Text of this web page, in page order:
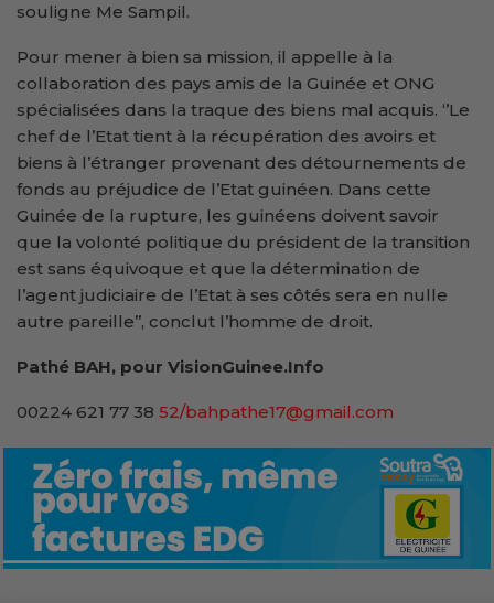
souligne Me Sampil.
Pour mener à bien sa mission, il appelle à la
collaboration des pays amis de la Guinée et ONG
spécialisées dans la traque des biens mal acquis. ‘’Le
chef de l’Etat tient à la récupération des avoirs et
biens à l’étranger provenant des détournements de
fonds au préjudice de l’Etat guinéen. Dans cette
Guinée de la rupture, les guinéens doivent savoir
que la volonté politique du président de la transition
est sans équivoque et que la détermination de
l’agent judiciaire de l’Etat à ses côtés sera en nulle
autre pareille’’, conclut l’homme de droit.
Pathé BAH, pour VisionGuinee.Info
00224 621 77 38 52/bahpathe17@gmail.com